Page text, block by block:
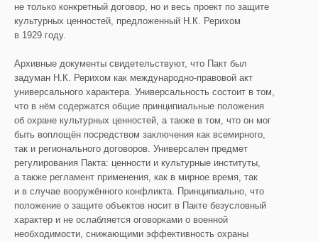
не только конкретный договор, но и весь проект по защите
культурных ценностей, предложенный Н.К. Рерихом
в 1929 году.
Архивные документы свидетельствуют, что Пакт был
задуман Н.К. Рерихом как международно-правовой акт
универсального характера. Универсальность состоит в том,
что в нём содержатся общие принципиальные положения
об охране культурных ценностей, а также в том, что он мог
быть воплощён посредством заключения как всемирного,
так и регионального договоров. Универсален предмет
регулирования Пакта: ценности и культурные институты,
а также регламент применения, как в мирное время, так
и в случае вооружённого конфликта. Принципиально, что
положение о защите объектов носит в Пакте безусловный
характер и не ослабляется оговорками о военной
необходимости, снижающими эффективность охраны